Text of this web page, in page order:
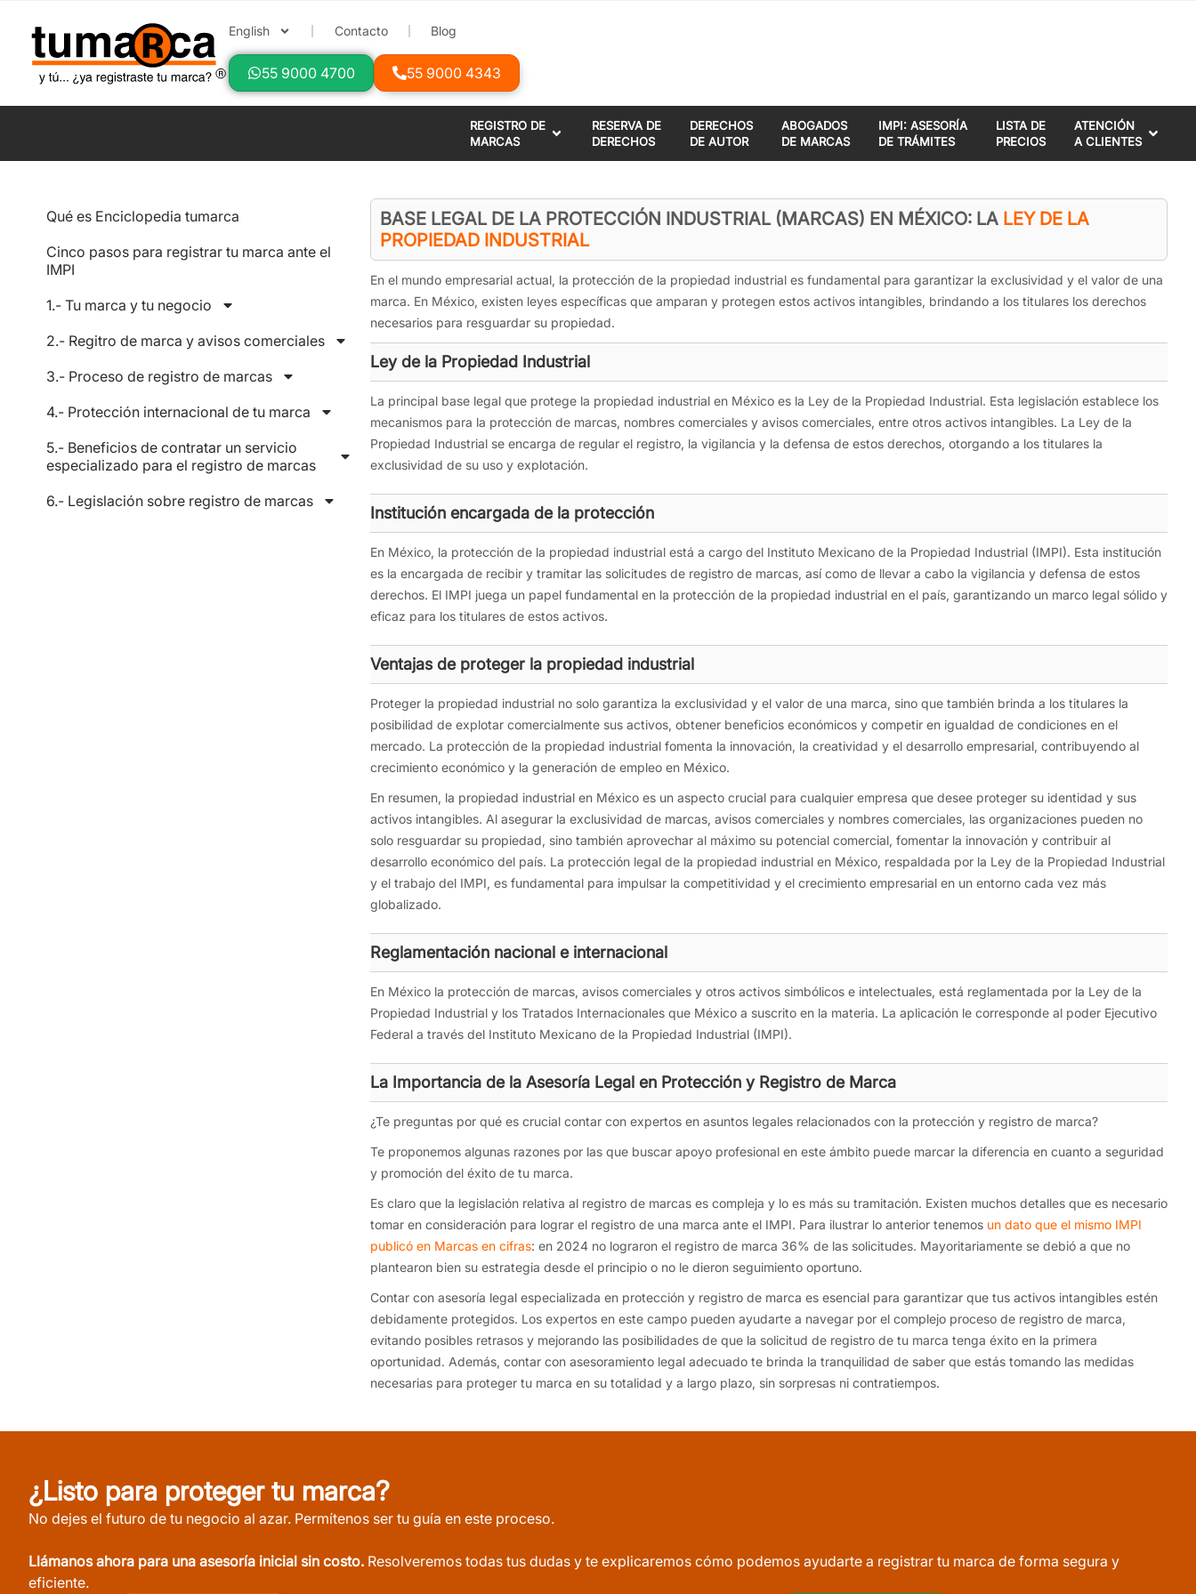
English Contacto Blog
55 9000 4700 55 9000 4343
REGISTRO DE
MARCAS
RESERVA DE
DERECHOS
DERECHOS
DE AUTOR
ABOGADOS
DE MARCAS
IMPI: ASESORÍA
DE TRÁMITES
LISTA DE
PRECIOS
ATENCIÓN
A CLIENTES
Qué es Enciclopedia tumarca
Cinco pasos para registrar tu marca ante el
IMPI
1.- Tu marca y tu negocio
2.- Regitro de marca y avisos comerciales
3.- Proceso de registro de marcas
4.- Protección internacional de tu marca
5.- Beneficios de contratar un servicio
especializado para el registro de marcas
6.- Legislación sobre registro de marcas
BASE LEGAL DE LA PROTECCIÓN INDUSTRIAL (MARCAS) EN MÉXICO: LA LEY DE LA
PROPIEDAD INDUSTRIAL
En el mundo empresarial actual, la protección de la propiedad industrial es fundamental para garantizar la exclusividad y el valor de una
marca. En México, existen leyes específicas que amparan y protegen estos activos intangibles, brindando a los titulares los derechos
necesarios para resguardar su propiedad.
Ley de la Propiedad Industrial
La principal base legal que protege la propiedad industrial en México es la Ley de la Propiedad Industrial. Esta legislación establece los
mecanismos para la protección de marcas, nombres comerciales y avisos comerciales, entre otros activos intangibles. La Ley de la
Propiedad Industrial se encarga de regular el registro, la vigilancia y la defensa de estos derechos, otorgando a los titulares la
exclusividad de su uso y explotación.
Institución encargada de la protección
En México, la protección de la propiedad industrial está a cargo del Instituto Mexicano de la Propiedad Industrial (IMPI). Esta institución
es la encargada de recibir y tramitar las solicitudes de registro de marcas, así como de llevar a cabo la vigilancia y defensa de estos
derechos. El IMPI juega un papel fundamental en la protección de la propiedad industrial en el país, garantizando un marco legal sólido y
eficaz para los titulares de estos activos.
Ventajas de proteger la propiedad industrial
Proteger la propiedad industrial no solo garantiza la exclusividad y el valor de una marca, sino que también brinda a los titulares la
posibilidad de explotar comercialmente sus activos, obtener beneficios económicos y competir en igualdad de condiciones en el
mercado. La protección de la propiedad industrial fomenta la innovación, la creatividad y el desarrollo empresarial, contribuyendo al
crecimiento económico y la generación de empleo en México.
En resumen, la propiedad industrial en México es un aspecto crucial para cualquier empresa que desee proteger su identidad y sus
activos intangibles. Al asegurar la exclusividad de marcas, avisos comerciales y nombres comerciales, las organizaciones pueden no
solo resguardar su propiedad, sino también aprovechar al máximo su potencial comercial, fomentar la innovación y contribuir al
desarrollo económico del país. La protección legal de la propiedad industrial en México, respaldada por la Ley de la Propiedad Industrial
y el trabajo del IMPI, es fundamental para impulsar la competitividad y el crecimiento empresarial en un entorno cada vez más
globalizado.
Reglamentación nacional e internacional
En México la protección de marcas, avisos comerciales y otros activos simbólicos e intelectuales, está reglamentada por la Ley de la
Propiedad Industrial y los Tratados Internacionales que México a suscrito en la materia. La aplicación le corresponde al poder Ejecutivo
Federal a través del Instituto Mexicano de la Propiedad Industrial (IMPI).
La Importancia de la Asesoría Legal en Protección y Registro de Marca
¿Te preguntas por qué es crucial contar con expertos en asuntos legales relacionados con la protección y registro de marca?
Te proponemos algunas razones por las que buscar apoyo profesional en este ámbito puede marcar la diferencia en cuanto a seguridad
y promoción del éxito de tu marca.
Es claro que la legislación relativa al registro de marcas es compleja y lo es más su tramitación. Existen muchos detalles que es necesario
tomar en consideración para lograr el registro de una marca ante el IMPI. Para ilustrar lo anterior tenemos un dato que el mismo IMPI
publicó en Marcas en cifras: en 2024 no lograron el registro de marca 36% de las solicitudes. Mayoritariamente se debió a que no
plantearon bien su estrategia desde el principio o no le dieron seguimiento oportuno.
Contar con asesoría legal especializada en protección y registro de marca es esencial para garantizar que tus activos intangibles estén
debidamente protegidos. Los expertos en este campo pueden ayudarte a navegar por el complejo proceso de registro de marca,
evitando posibles retrasos y mejorando las posibilidades de que la solicitud de registro de tu marca tenga éxito en la primera
oportunidad. Además, contar con asesoramiento legal adecuado te brinda la tranquilidad de saber que estás tomando las medidas
necesarias para proteger tu marca en su totalidad y a largo plazo, sin sorpresas ni contratiempos.
¿Listo para proteger tu marca?
No dejes el futuro de tu negocio al azar. Permítenos ser tu guía en este proceso.
Llámanos ahora para una asesoría inicial sin costo. Resolveremos todas tus dudas y te explicaremos cómo podemos ayudarte a registrar tu marca de forma segura y
eficiente.